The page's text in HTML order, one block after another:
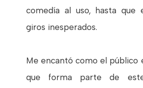
comedía al uso, hasta que
giros inesperados.
Me encantó como el público
que forma parte de